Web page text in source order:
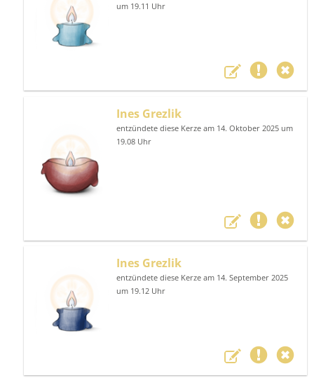
um 19.11 Uhr
Ines Grezlik
entzündete diese Kerze am 14. Oktober 2025 um
19.08 Uhr
Ines Grezlik
entzündete diese Kerze am 14. September 2025
um 19.12 Uhr